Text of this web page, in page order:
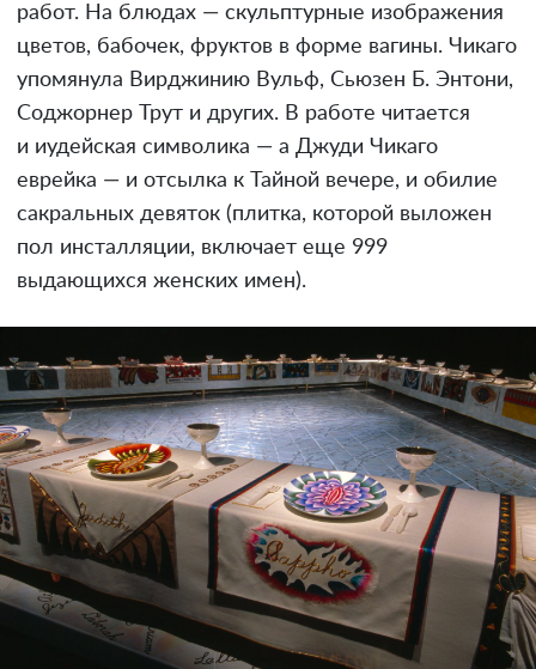
работ. На блюдах — скульптурные изображения
цветов, бабочек, фруктов в форме вагины. Чикаго
упомянула Вирджинию Вульф, Сьюзен Б. Энтони,
Соджорнер Трут и других. В работе читается
и иудейская символика — а Джуди Чикаго
еврейка — и отсылка к Тайной вечере, и обилие
сакральных девяток (плитка, которой выложен
пол инсталляции, включает еще 999
выдающихся женских имен).